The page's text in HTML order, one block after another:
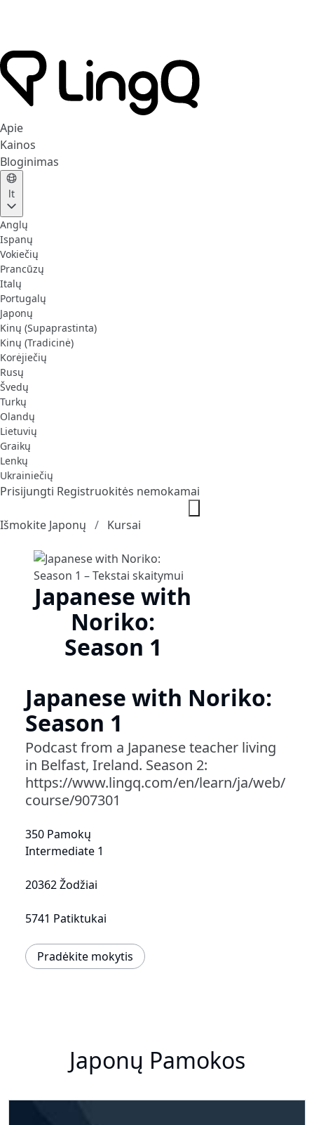
Apie
Kainos
Bloginimas
lt
Anglų
Ispanų
Vokiečių
Prancūzų
Italų
Portugalų
Japonų
Kinų (Supaprastinta)
Kinų (Tradicinė)
Korėjiečių
Rusų
Švedų
Turkų
Olandų
Lietuvių
Graikų
Lenkų
Ukrainiečių
Prisijungti Registruokitės nemokamai
Išmokite Japonų Kursai
Japanese with
Noriko:
Season 1
Japanese with Noriko:
Season 1
Podcast from a Japanese teacher living
in Belfast, Ireland. Season 2:
https://www.lingq.com/en/learn/ja/web/
course/907301
350 Pamokų
Intermediate 1
20362 Žodžiai
5741 Patiktukai
Pradėkite mokytis
Japonų Pamokos